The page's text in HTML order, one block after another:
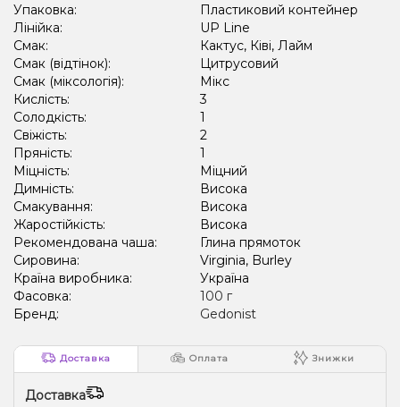
Упаковка:
Пластиковий контейнер
Лінійка:
UP Line
Смак:
Кактус, Ківі, Лайм
Смак (відтінок):
Цитрусовий
Смак (міксологія):
Мікс
Кислість:
3
Солодкість:
1
Свіжість:
2
Пряність:
1
Міцність:
Міцний
Димність:
Висока
Смакування:
Висока
Жаростійкість:
Висока
Рекомендована чаша:
Глина прямоток
Сировина:
Virginia, Burley
Країна виробника:
Україна
Фасовка:
100 г
Бренд:
Gedonist
Доставка Оплата Знижки
Доставка